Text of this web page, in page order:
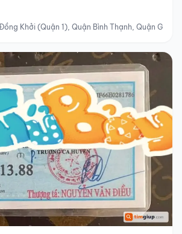
Khởi (Quận 1), Quận Bình Thạnh, Quận Gò